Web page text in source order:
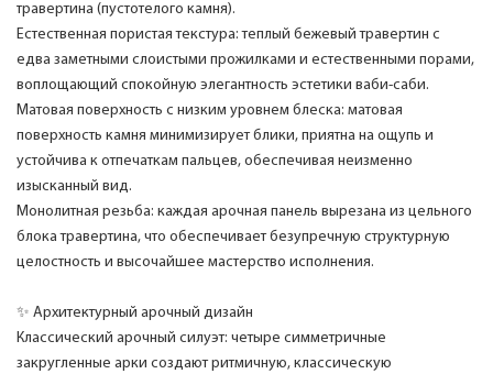
травертина (пустотелого камня).
Естественная пористая текстура: теплый бежевый травертин с
едва заметными слоистыми прожилками и естественными порами,
воплощающий спокойную элегантность эстетики ваби-саби.
Матовая поверхность с низким уровнем блеска: матовая
поверхность камня минимизирует блики, приятна на ощупь и
устойчива к отпечаткам пальцев, обеспечивая неизменно
изысканный вид.
Монолитная резьба: каждая арочная панель вырезана из цельного
блока травертина, что обеспечивает безупречную структурную
целостность и высочайшее мастерство исполнения.
✨ Архитектурный арочный дизайн
Классический арочный силуэт: четыре симметричные
закругленные арки создают ритмичную, классическую